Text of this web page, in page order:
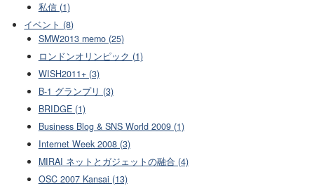
私信 (1)
イベント (8)
SMW2013 memo (25)
ロンドンオリンピック (1)
WISH2011+ (3)
B-1 グランプリ (3)
BRIDGE (1)
Business Blog & SNS World 2009 (1)
Internet Week 2008 (3)
MIRAI ネットとガジェットの融合 (4)
OSC 2007 Kansai (13)